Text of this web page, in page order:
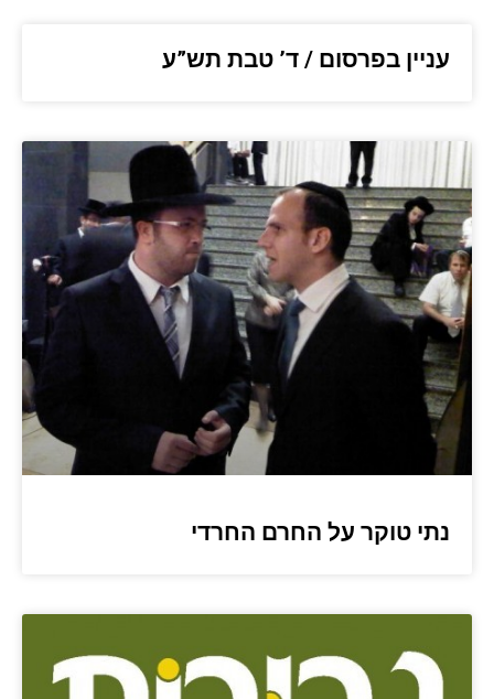
עניין בפרסום / ד’ טבת תש”ע
נתי טוקר על החרם החרדי